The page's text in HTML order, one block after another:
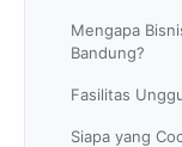
Mengapa
Bandung?
Fasilitas
Siapa yang